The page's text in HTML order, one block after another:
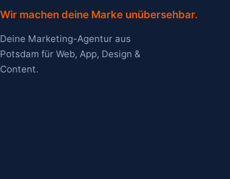
Wir machen deine Marke unübersehbar.
Deine Marketing-Agentur aus
Potsdam für Web, App, Design &
Content.